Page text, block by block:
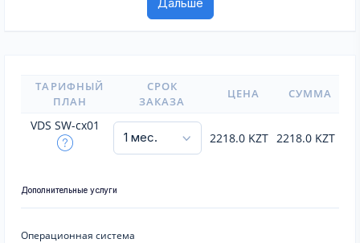
ТАРИФНЫЙ
ПЛАН
СРОК
ЗАКАЗА
ЦЕНА СУММА
VDS SW-cx01
2218.0 KZT 2218.0 KZT
Дополнительные услуги
Операционная система